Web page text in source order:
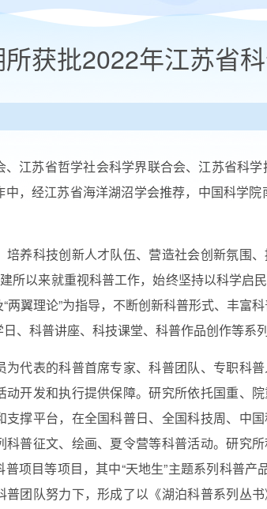
获批2022年江苏省
、江苏省哲学社会科学界联合会、江苏省科
，经江苏省海洋湖沼学会推荐，中国科学
培养科技创新人才队伍、营造社会创新氛围
所以来就重视科普工作，始终坚持以科学启
两翼理论”为指导，不断创新科普形式、丰富
、科普讲座、科技课堂、科普作品创作等系
为代表的科普首席专家、科普团队、专职科
开发和执行提供保障。研究所依托国重、
撑平台，在全国科普日、全国科技周、中
科普征文、绘画、夏令营等科普活动。研究
项目等项目，其中“天地生”主题系列科普产
团队努力下，形成了以《湖泊科普系列丛